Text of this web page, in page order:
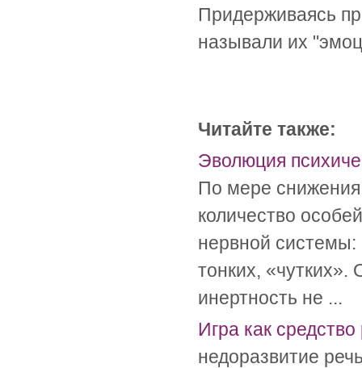
Придерживаясь
называли их
Читайте также:
Эволюция
По мере снижения
количество
нервной системы:
тонких,
инертность не ...
Игра как
недоразвитие